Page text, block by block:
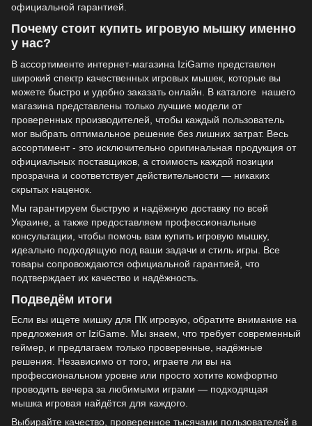
официальной гарантией.
Почему стоит купить игровую мышку именно
у нас?
В ассортименте интернет-магазина IziGame представлен
широкий спектр качественных игровых мышек, которые вы
можете быстро и удобно заказать онлайн. В каталоге нашего
магазина представлены только лучшие модели от
проверенных производителей, чтобы каждый пользователь
мог выбрать оптимальное решение без лишних затрат. Весь
ассортимент - это исключительно оригинальная продукция от
официальных поставщиков, а стоимость каждой позиции
прозрачна и соответствует действительности — никаких
скрытых наценок.
Мы гарантируем быструю и надёжную доставку по всей
Украине, а также предоставляем профессиональные
консультации, чтобы помочь вам купить игровую мышку,
идеально подходящую под ваши задачи и стиль игры. Все
товары сопровождаются официальной гарантией, что
подтверждает их качество и надёжность.
Подведём итоги
Если вы ищете мишку для ПК игровую, обратите внимание на
предложения от IziGame. Мы знаем, что требует современный
геймер, и предлагаем только проверенные, надёжные
решения. Независимо от того, играете ли вы на
профессиональном уровне или просто хотите комфортно
проводить вечера за любимыми играми — подходящая
мышка игровая найдётся для каждого.
Выбирайте качество, проверенное тысячами пользователей в